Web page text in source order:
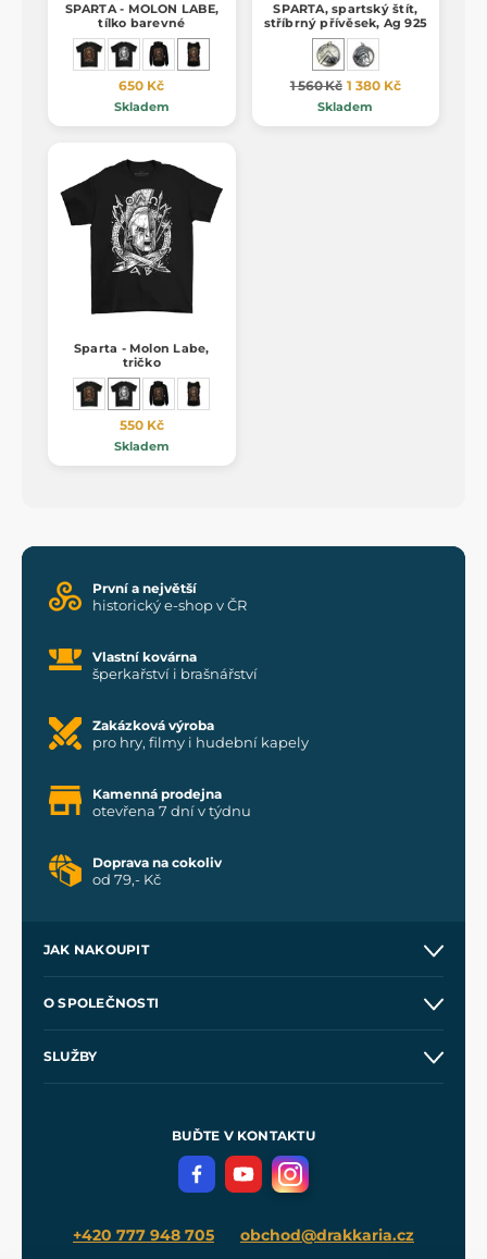
SPARTA - MOLON LABE,
tílko barevné
650 Kč
Skladem
SPARTA, spartský štít,
stříbrný přívěsek, Ag 925
1 560 Kč 1 380 Kč
Skladem
Sparta - Molon Labe,
tričko
550 Kč
Skladem
První a největší
historický e-shop v ČR
Vlastní kovárna
šperkařství i brašnářství
Zakázková výroba
pro hry, filmy i hudební kapely
Kamenná prodejna
otevřena 7 dní v týdnu
Doprava na cokoliv
od 79,- Kč
JAK NAKOUPIT
Velkoobchod
O SPOLEČNOSTI
SLUŽBY
Meče pro Kingdom Come
BUĎTE V KONTAKTU
+420 777 948 705 obchod@drakkaria.cz